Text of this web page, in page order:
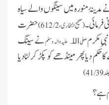
مدینۂ منورہ میں سینگوں والے سیاہ
(صحیح البخاری، 2/ 612 )
حضرت
مکرمصلیاللہ علیہ والہ وسلمنے سینگ
دیا پھر مینڈھے کو پکڑ کرلٹادیا
ہے ؟